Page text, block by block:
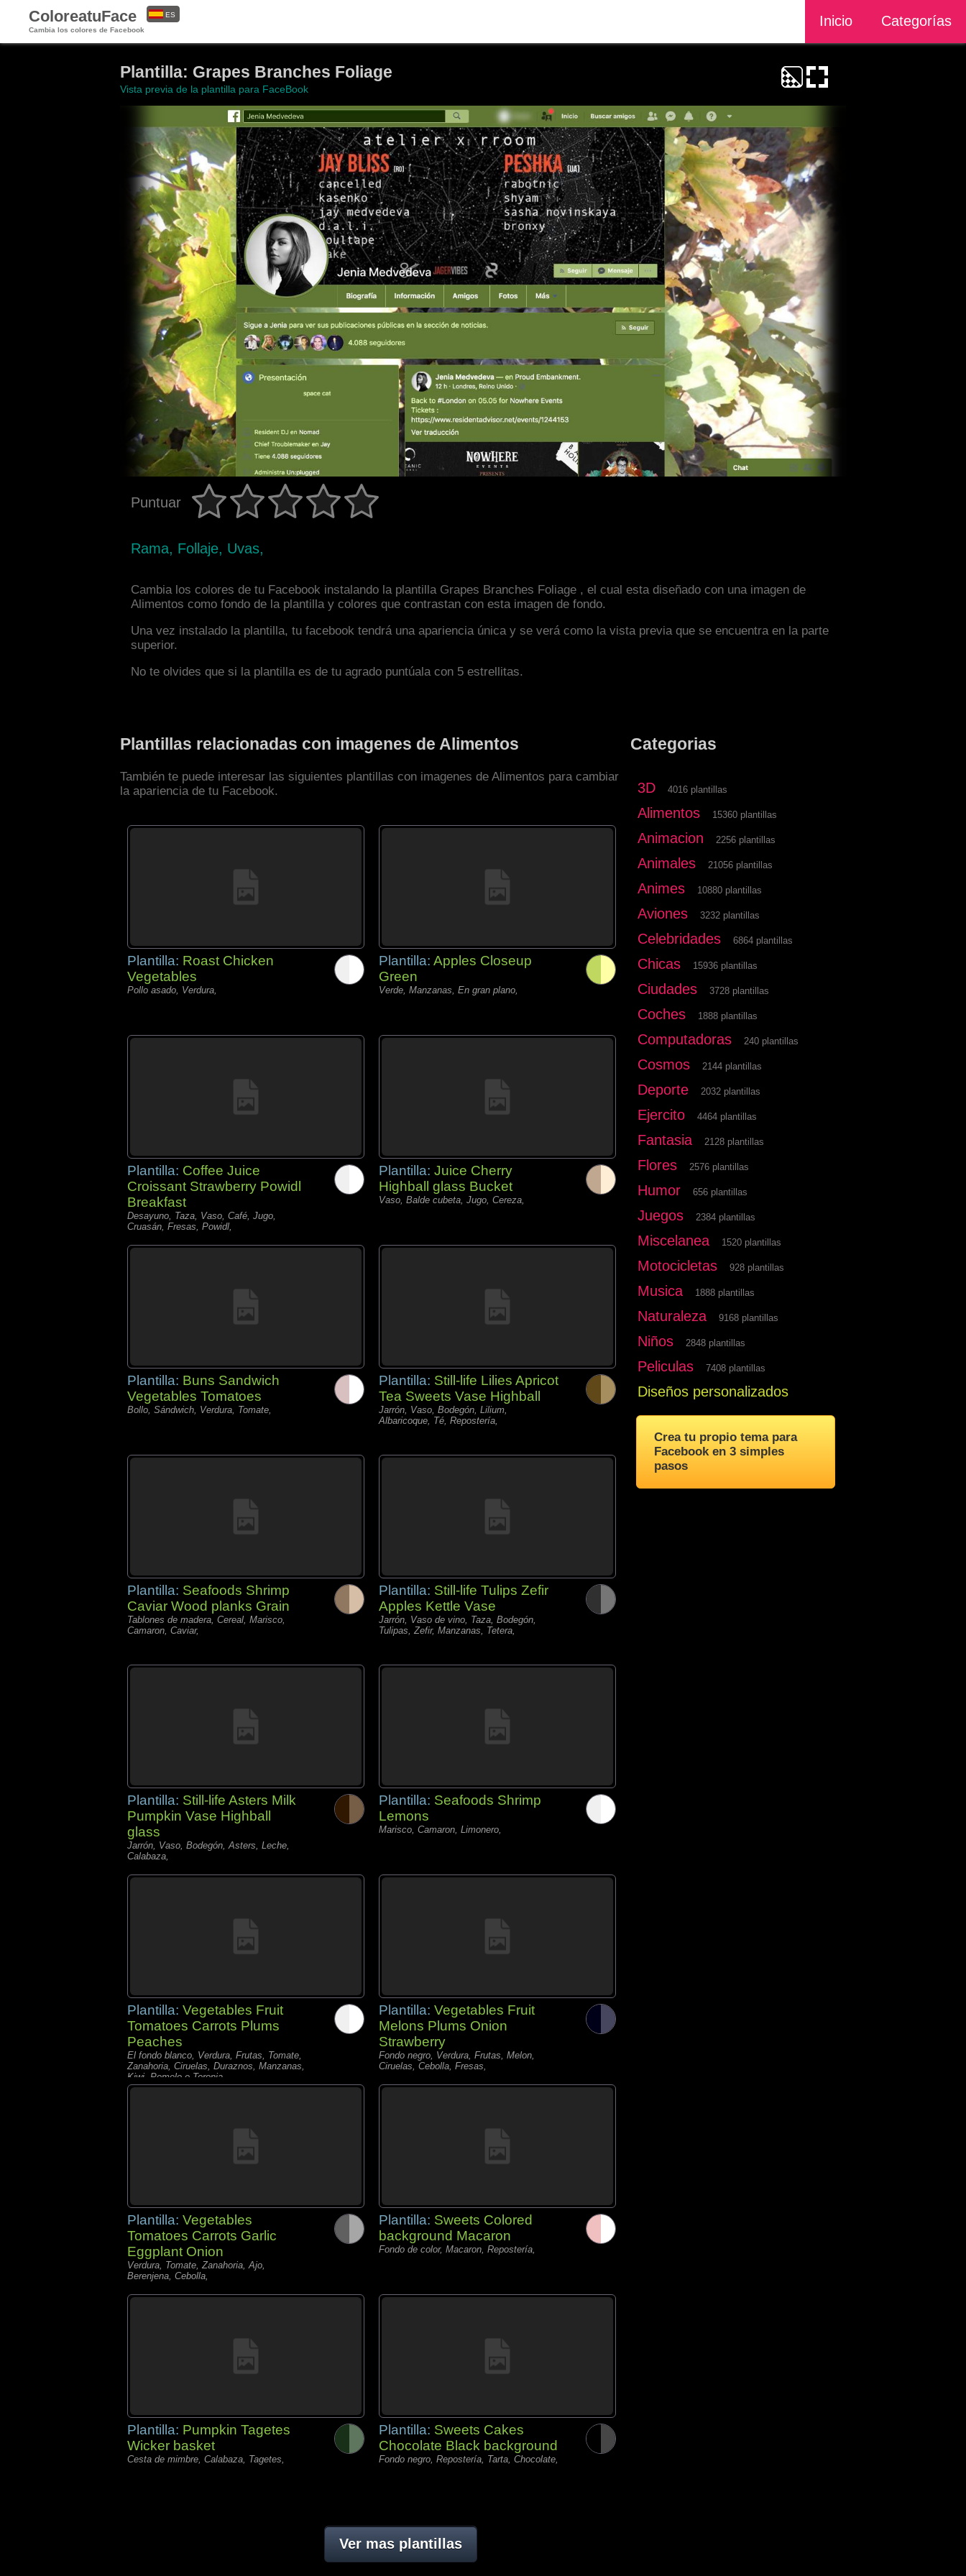
ColoreatuFace
Cambia los colores de Facebook
Inicio Categorías
ES
Plantilla: Grapes Branches Foliage
Vista previa de la plantilla para FaceBook
Puntuar
Rama, Follaje, Uvas,
Cambia los colores de tu Facebook instalando la plantilla Grapes Branches Foliage , el cual esta diseñado con una imagen de
Alimentos como fondo de la plantilla y colores que contrastan con esta imagen de fondo.
Una vez instalado la plantilla, tu facebook tendrá una apariencia única y se verá como la vista previa que se encuentra en la parte
superior.
No te olvides que si la plantilla es de tu agrado puntúala con 5 estrellitas.
Plantillas relacionadas con imagenes de Alimentos
También te puede interesar las siguientes plantillas con imagenes de Alimentos para cambiar
la apariencia de tu Facebook.
Plantilla: Roast Chicken
Vegetables
Pollo asado, Verdura,
Plantilla: Apples Closeup
Green
Verde, Manzanas, En gran plano,
Plantilla: Coffee Juice
Croissant Strawberry Powidl
Breakfast
Desayuno, Taza, Vaso, Café, Jugo,
Cruasán, Fresas, Powidl,
Plantilla: Juice Cherry
Highball glass Bucket
Vaso, Balde cubeta, Jugo, Cereza,
Plantilla: Buns Sandwich
Vegetables Tomatoes
Bollo, Sándwich, Verdura, Tomate,
Plantilla: Still-life Lilies Apricot
Tea Sweets Vase Highball
Jarrón, Vaso, Bodegón, Lilium,
Albaricoque, Té, Repostería,
Plantilla: Seafoods Shrimp
Caviar Wood planks Grain
Tablones de madera, Cereal, Marisco,
Camaron, Caviar,
Plantilla: Still-life Tulips Zefir
Apples Kettle Vase
Jarrón, Vaso de vino, Taza, Bodegón,
Tulipas, Zefir, Manzanas, Tetera,
Plantilla: Still-life Asters Milk
Pumpkin Vase Highball
glass
Jarrón, Vaso, Bodegón, Asters, Leche,
Calabaza,
Plantilla: Seafoods Shrimp
Lemons
Marisco, Camaron, Limonero,
Plantilla: Vegetables Fruit
Tomatoes Carrots Plums
Peaches
El fondo blanco, Verdura, Frutas, Tomate,
Zanahoria, Ciruelas, Duraznos, Manzanas,
Kiwi, Pomelo o Toronja,
Plantilla: Vegetables Fruit
Melons Plums Onion
Strawberry
Fondo negro, Verdura, Frutas, Melon,
Ciruelas, Cebolla, Fresas,
Plantilla: Vegetables
Tomatoes Carrots Garlic
Eggplant Onion
Verdura, Tomate, Zanahoria, Ajo,
Berenjena, Cebolla,
Plantilla: Sweets Colored
background Macaron
Fondo de color, Macaron, Repostería,
Plantilla: Pumpkin Tagetes
Wicker basket
Cesta de mimbre, Calabaza, Tagetes,
Plantilla: Sweets Cakes
Chocolate Black background
Fondo negro, Repostería, Tarta, Chocolate,
Ver mas plantillas
Categorias
3D 4016 plantillas
Alimentos 15360 plantillas
Animacion 2256 plantillas
Animales 21056 plantillas
Animes 10880 plantillas
Aviones 3232 plantillas
Celebridades 6864 plantillas
Chicas 15936 plantillas
Ciudades 3728 plantillas
Coches 1888 plantillas
Computadoras 240 plantillas
Cosmos 2144 plantillas
Deporte 2032 plantillas
Ejercito 4464 plantillas
Fantasia 2128 plantillas
Flores 2576 plantillas
Humor 656 plantillas
Juegos 2384 plantillas
Miscelanea 1520 plantillas
Motocicletas 928 plantillas
Musica 1888 plantillas
Naturaleza 9168 plantillas
Niños 2848 plantillas
Peliculas 7408 plantillas
Diseños personalizados
Crea tu propio tema para
Facebook en 3 simples
pasos